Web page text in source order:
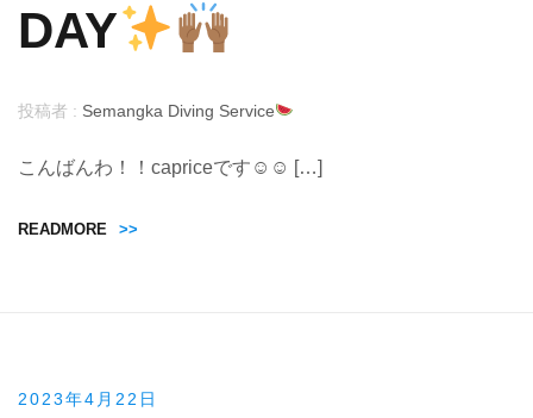
DAY
投稿者 : Semangka Diving Service
こんばんわ！！capriceです☺︎☺︎ […]
READMORE >>
2023年4月22日